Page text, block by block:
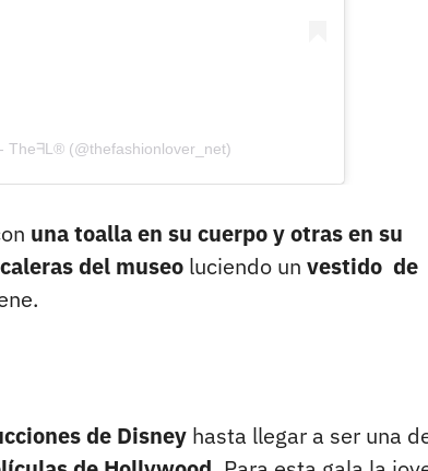
TheᖷL® (@thefashionlover_net)
una toalla en su cuerpo y otras en su
del museo luciendo un vestido de
de Disney hasta llegar a ser una